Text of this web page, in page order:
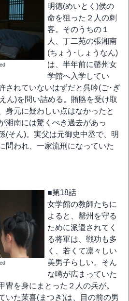
明徳(めいとく)侯の
命を狙った２人の刺
客。そのうちの１
人、丁二苑の張湘南
(ちょう･しょうなん)
は、半年前に罄州女
学館へ入学してい
されていないはずだと呉吟(ご･ぎ
ん)を問い詰める。賄賂を受け取
身元に疑わしい点はなかったと
湘南には驚くべき過去があっ
(そん)。実父は元御史中丞で、明
問われ、一家流刑になっていた
■第18話
女学館の教師たちに
よると、罄州を守る
ために派遣されてく
る将軍は、戦功も多
く、若くて凛々しい
美男子らしい。そん
な噂が広まっていた
冑を身にまとった２人の兵が。
いた茉喜(まつき)は、目の前の男